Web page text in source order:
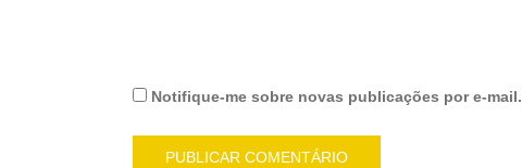
Notifique-me sobre novas publicações por e-mail.